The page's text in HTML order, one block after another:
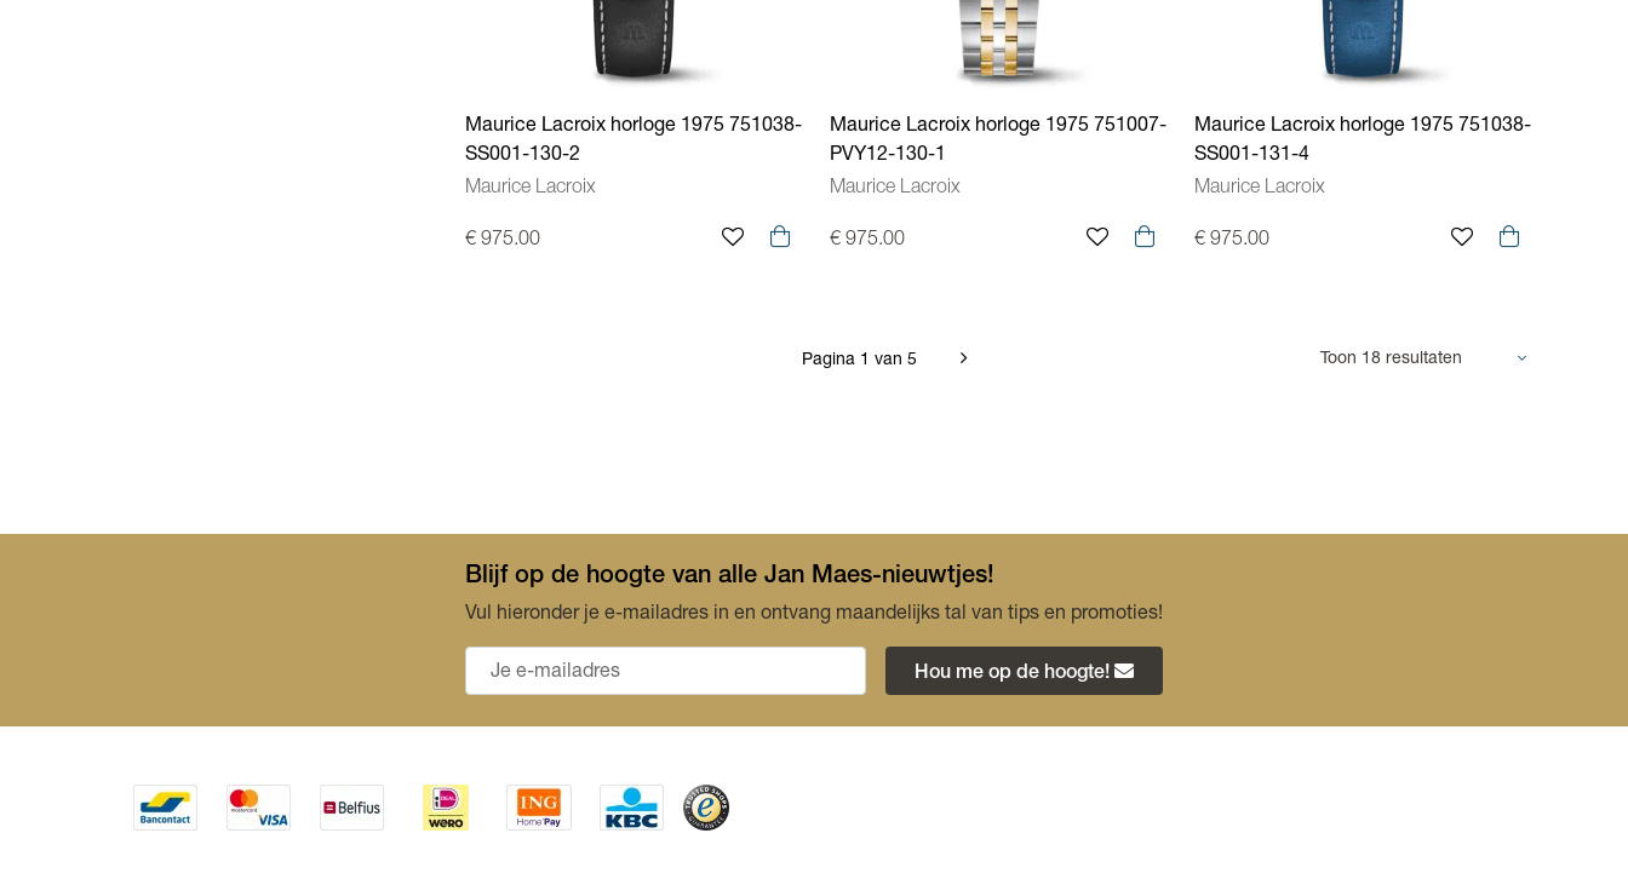
Maurice Lacroix horloge 1975 751038-
SS001-130-2
Maurice Lacroix
€ 975.00
Maurice Lacroix horloge 1975 751007-
PVY12-130-1
Maurice Lacroix
€ 975.00
Maurice Lacroix horloge 1975 751038-
SS001-131-4
Maurice Lacroix
€ 975.00
Pagina 1 van 5
Blijf op de hoogte van alle Jan Maes-nieuwtjes!
Vul hieronder je e-mailadres in en ontvang maandelijks tal van tips en promoties!
Hou me op de hoogte!